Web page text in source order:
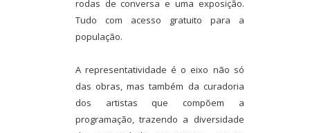
rodas de conversa e uma exposição.
Tudo com acesso gratuito para a
população.
A representatividade é o eixo não só
das obras, mas também da curadoria
dos artistas que compõem a
programação, trazendo a diversidade